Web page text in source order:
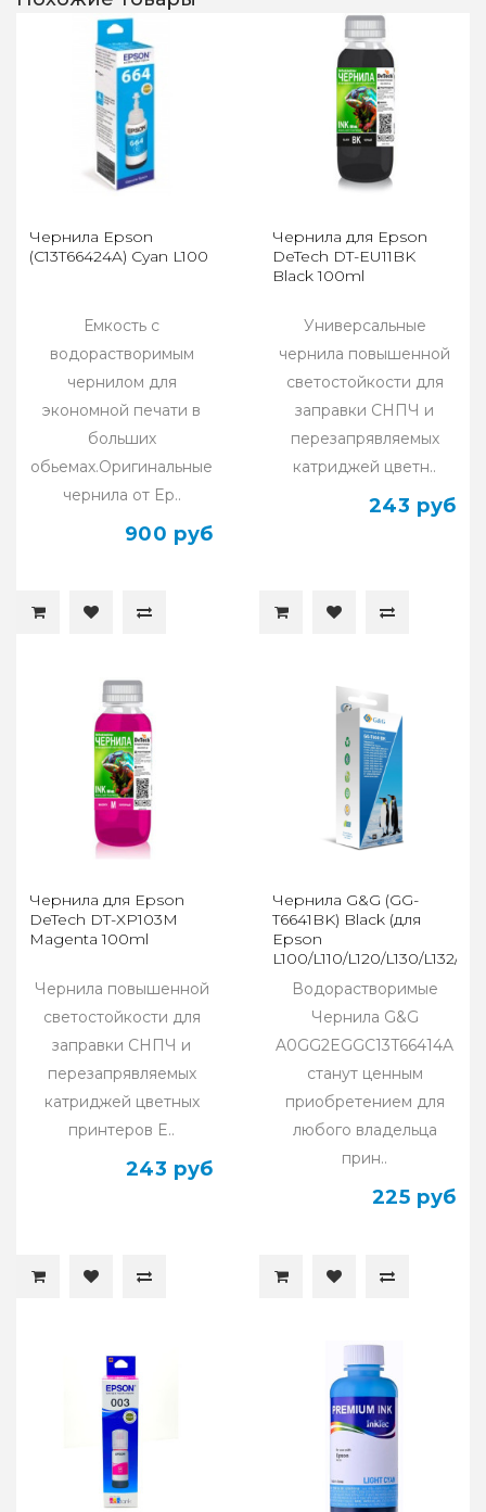
Чернила Epson
(C13T66424A) Cyan L100
Емкость с
водорастворимым
чернилом для
экономной печати в
больших
обьемах.Оригинальные
чернила от Ep..
900 руб
Чернила для Epson
DeTech DT-EU11BK
Black 100ml
Универсальные
чернила повышенной
светостойкости для
заправки СНПЧ и
перезапрявляемых
катриджей цветн..
243 руб
Чернила для Epson
DeTech DT-XP103M
Magenta 100ml
Чернила повышенной
светостойкости для
заправки СНПЧ и
перезапрявляемых
катриджей цветных
принтеров E..
243 руб
Чернила G&G (GG-
T6641BK) Black (для
Epson
L100/L110/L120/L130/L132/
100мл
Водорастворимые
Чернила G&G
A0GG2EGGC13T66414A
станут ценным
приобретением для
любого владельца
прин..
225 руб